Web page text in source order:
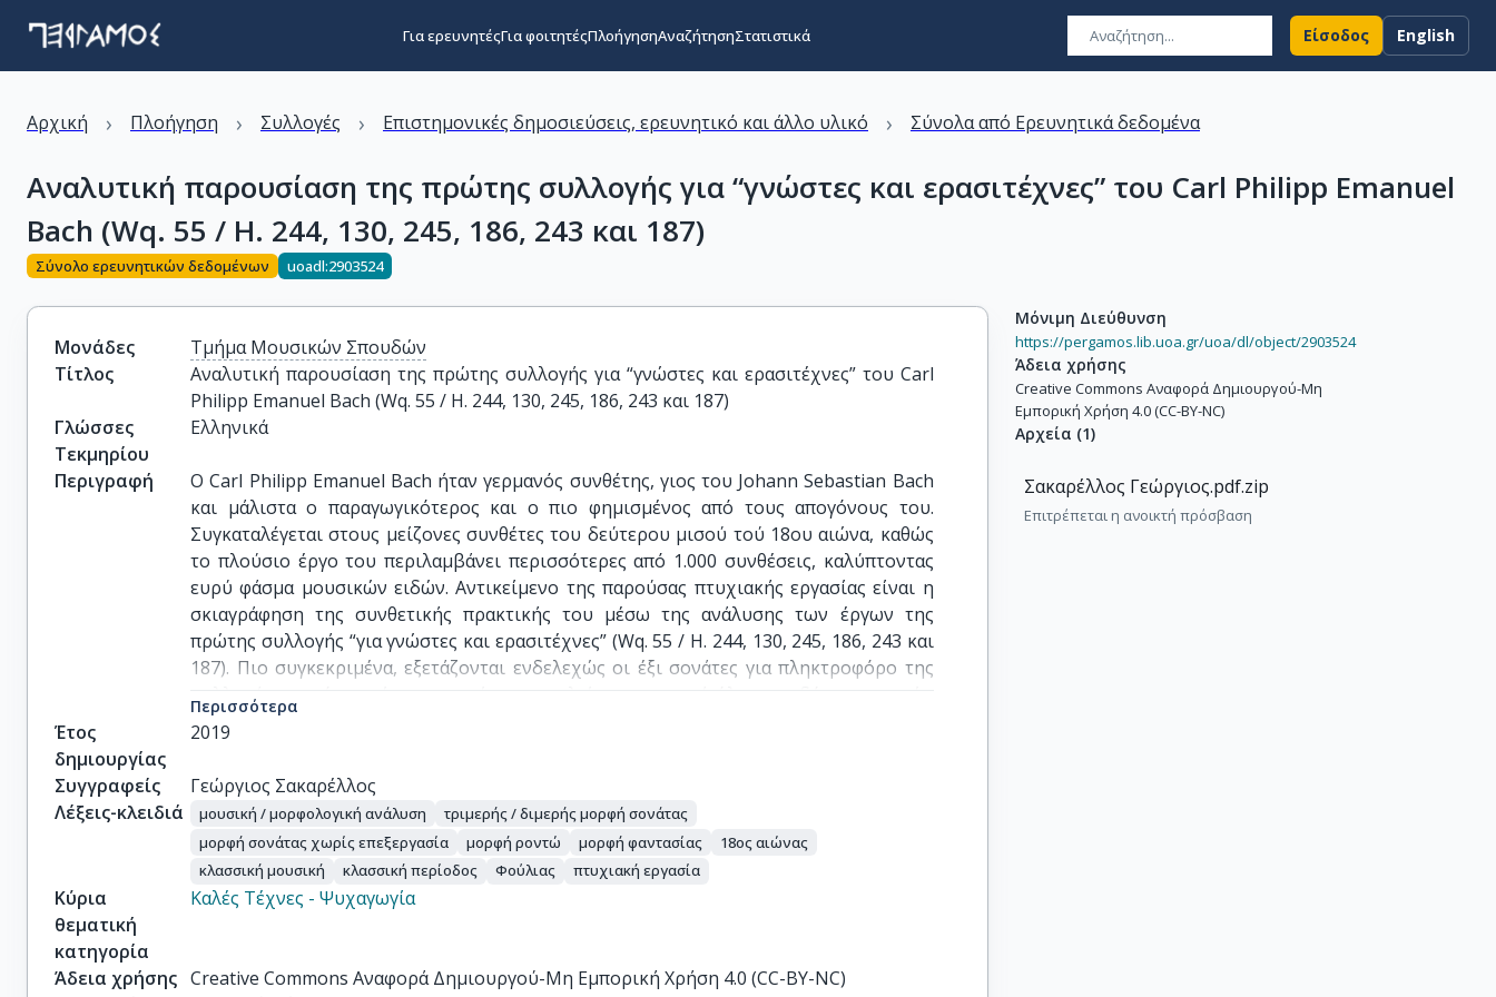
Για ερευνητέςΓια φοιτητέςΠλοήγησηΑναζήτησηΣτατιστικά Είσοδος English
Αρχική › Πλοήγηση › Συλλογές › Επιστημονικές δημοσιεύσεις, ερευνητικό και άλλο υλικό › Σύνολα από Ερευνητικά δεδομένα
Αναλυτική παρουσίαση της πρώτης συλλογής για “γνώστες και ερασιτέχνες” του Carl Philipp Emanuel
Bach (Wq. 55 / H. 244, 130, 245, 186, 243 και 187)
Σύνολο ερευνητικών δεδομένων uoadl:2903524
Μονάδες
Τμήμα Μουσικών Σπουδών
Τίτλος
Αναλυτική παρουσίαση της πρώτης συλλογής για “γνώστες και ερασιτέχνες” του Carl
Philipp Emanuel Bach (Wq. 55 / H. 244, 130, 245, 186, 243 και 187)
Γλώσσες
Τεκμηρίου
Ελληνικά
Περιγραφή
Ο Carl Philipp Emanuel Bach ήταν γερμανός συνθέτης, γιος του Johann Sebastian Bach
και μάλιστα ο παραγωγικότερος και ο πιο φημισμένος από τους απογόνους του.
Συγκαταλέγεται στους μείζονες συνθέτες του δεύτερου μισού τού 18ου αιώνα, καθώς
το πλούσιο έργο του περιλαμβάνει περισσότερες από 1.000 συνθέσεις, καλύπτοντας
ευρύ φάσμα μουσικών ειδών. Αντικείμενο της παρούσας πτυχιακής εργασίας είναι η
σκιαγράφηση της συνθετικής πρακτικής του μέσω της ανάλυσης των έργων της
πρώτης συλλογής “για γνώστες και ερασιτέχνες” (Wq. 55 / H. 244, 130, 245, 186, 243 και
187). Πιο συγκεκριμένα, εξετάζονται ενδελεχώς οι έξι σονάτες για πληκτροφόρο της
συλλογής, κοινό σημείο των οποίων αποτελεί η κατασκευή όλων σχεδόν των μερών
τους σύμφωνα με τις προδιαγραφές της μορφής σονάτας. Εξετάζεται λοιπόν ο τρόπος
απόψεις και στα θεωρητικά εγχειρίδια τόσο των θεωρητικών της εποχής εκείνης
(Koch, Galeazzi, Reicha, Birnbach), όσο και επιλεγμένων σύγχρονων θεωρητικών
(Hepokosky & Darcy, Caplin, Rosen). Η εργασία ανοίγει με μία σύντομη ιστορική
επισκόπηση, όπου διερευνώνται ο ευρύτερος κοινωνικός περίγυρος και οι συνθήκες
υπό τις οποίες συντέθηκαν τα εν λόγω έργα. Στη συνέχεια, γίνεται εμβριθής ανάλυση
των έξι σονατών και στο τέλος εξάγονται ορισμένα γενικά συμπεράσματα σχετικά με
George Sakarellos: “A thorough analytical study of Carl Philipp Emanuel Bach’s first
Περισσότερα
Έτος
δημιουργίας
2019
Συγγραφείς
Γεώργιος Σακαρέλλος
Λέξεις-κλειδιά
μουσική / μορφολογική ανάλυση
τριμερής / διμερής μορφή σονάτας
μορφή σονάτας χωρίς επεξεργασία
μορφή ροντώ μορφή φαντασίας
18ος αιώνας
κλασσική μουσική
κλασσική περίοδος Φούλιας πτυχιακή εργασία
Κύρια
θεματική
κατηγορία
Καλές Τέχνες - Ψυχαγωγία
Άδεια χρήσης Creative Commons Αναφορά Δημιουργού-Μη Εμπορική Χρήση 4.0 (CC-BY-NC)
Μόνιμη Διεύθυνση
https://pergamos.lib.uoa.gr/uoa/dl/object/2903524
Άδεια χρήσης
Creative Commons Αναφορά Δημιουργού-Μη
Εμπορική Χρήση 4.0 (CC-BY-NC)
Αρχεία (1)
Σακαρέλλος Γεώργιος.pdf.zip
Επιτρέπεται η ανοικτή πρόσβαση